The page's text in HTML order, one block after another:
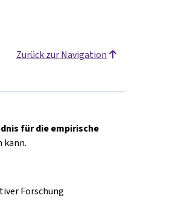
Zurück zur Navigation
für die empirische
kann.
Forschung